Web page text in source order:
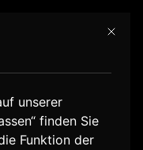
Mit
unserer
finden Sie
Funktion der